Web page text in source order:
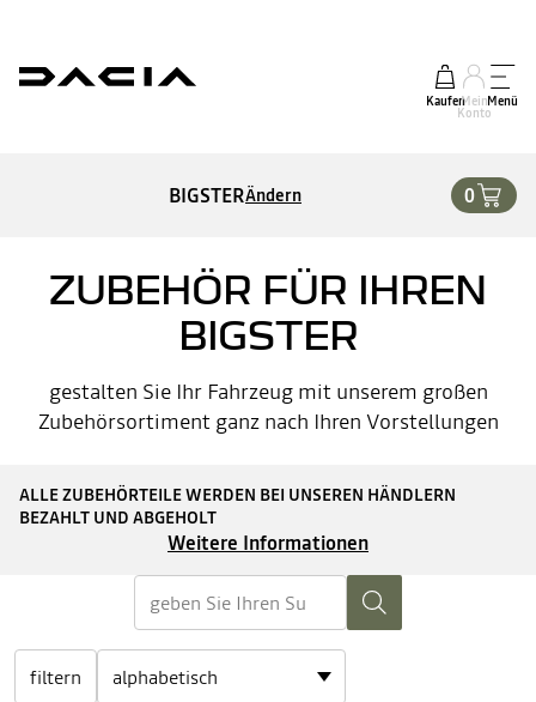
KaufenMein
Konto
Menü
BIGSTERÄndern 0
ZUBEHÖR FÜR IHREN
BIGSTER
gestalten Sie Ihr Fahrzeug mit unserem großen
Zubehörsortiment ganz nach Ihren Vorstellungen
ALLE ZUBEHÖRTEILE WERDEN BEI UNSEREN HÄNDLERN
BEZAHLT UND ABGEHOLT
Weitere Informationen
filtern